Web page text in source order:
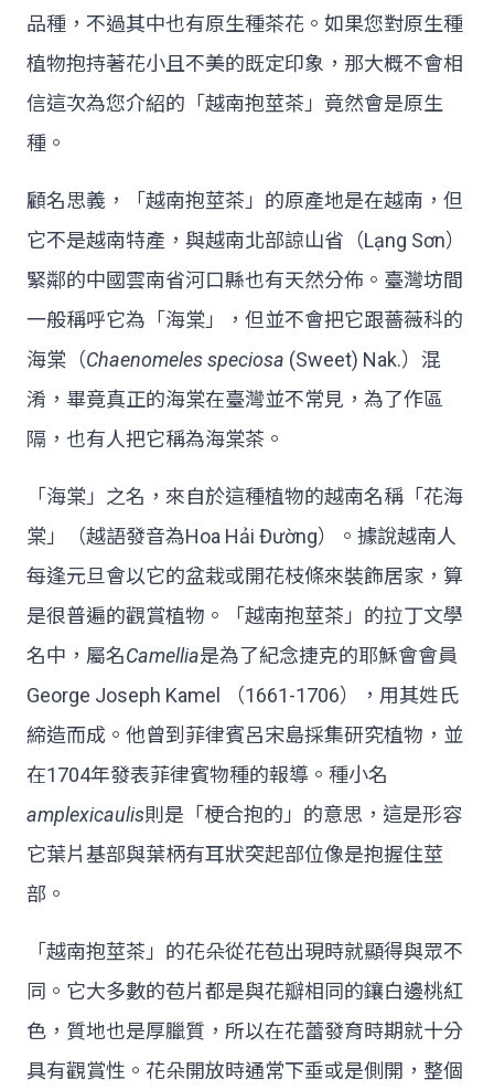
品種，不過其中也有原生種茶花。如果您對原生種
植物抱持著花小且不美的既定印象，那大概不會相
信這次為您介紹的「越南抱莖茶」竟然會是原生
種。
顧名思義，「越南抱莖茶」的原產地是在越南，但
它不是越南特產，與越南北部諒山省（Lạng Sơn）
緊鄰的中國雲南省河口縣也有天然分佈。臺灣坊間
一般稱呼它為「海棠」，但並不會把它跟薔薇科的
海棠（Chaenomeles speciosa (Sweet) Nak.）混
淆，畢竟真正的海棠在臺灣並不常見，為了作區
隔，也有人把它稱為海棠茶。
「海棠」之名，來自於這種植物的越南名稱「花海
棠」（越語發音為Hoa Hải Đường）。據說越南人
每逢元旦會以它的盆栽或開花枝條來裝飾居家，算
是很普遍的觀賞植物。「越南抱莖茶」的拉丁文學
名中，屬名Camellia是為了紀念捷克的耶穌會會員
George Joseph Kamel （1661-1706），用其姓氏
締造而成。他曾到菲律賓呂宋島採集研究植物，並
在1704年發表菲律賓物種的報導。種小名
amplexicaulis則是「梗合抱的」的意思，這是形容
它葉片基部與葉柄有耳狀突起部位像是抱握住莖
部。
「越南抱莖茶」的花朵從花苞出現時就顯得與眾不
同。它大多數的苞片都是與花瓣相同的鑲白邊桃紅
色，質地也是厚臘質，所以在花蕾發育時期就十分
具有觀賞性。花朵開放時通常下垂或是側開，整個